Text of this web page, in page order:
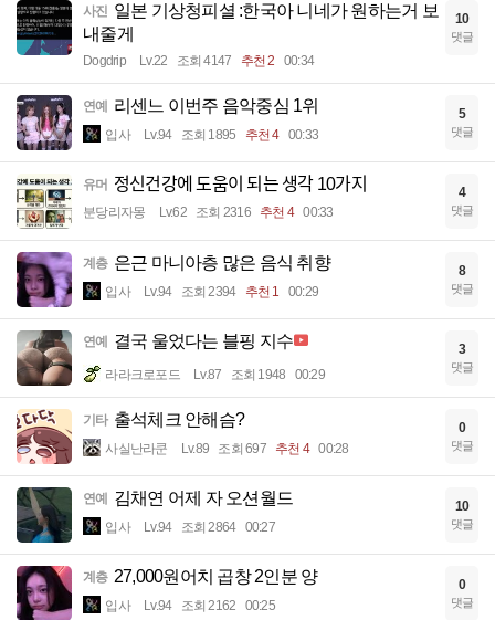
사진 일본 기상청피셜 :한국아 니네가 원하는거 보
내줄게
Dogdrip Lv.22 조회 4147 추천 2 00:34
10
댓글
연예 리센느 이번주 음악중심 1위
입사 Lv.94 조회 1895 추천 4 00:33
5
댓글
유머 정신건강에 도움이 되는 생각 10가지
분당리자몽 Lv.62 조회 2316 추천 4 00:33
4
댓글
계층 은근 마니아층 많은 음식 취향
입사 Lv.94 조회 2394 추천 1 00:29
8
댓글
연예 결국 울었다는 블핑 지수
라라크로포드 Lv.87 조회 1948 00:29
3
댓글
기타 출석체크 안해슴?
사실난라쿤 Lv.89 조회 697 추천 4 00:28
0
댓글
연예 김채연 어제 자 오션월드
입사 Lv.94 조회 2864 00:27
10
댓글
계층 27,000원어치 곱창 2인분 양
입사 Lv.94 조회 2162 00:25
0
댓글